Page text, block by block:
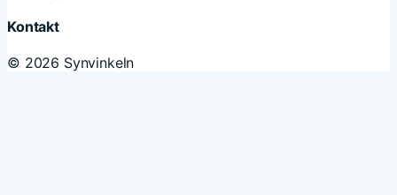
Kontakt
© 2026 Synvinkeln